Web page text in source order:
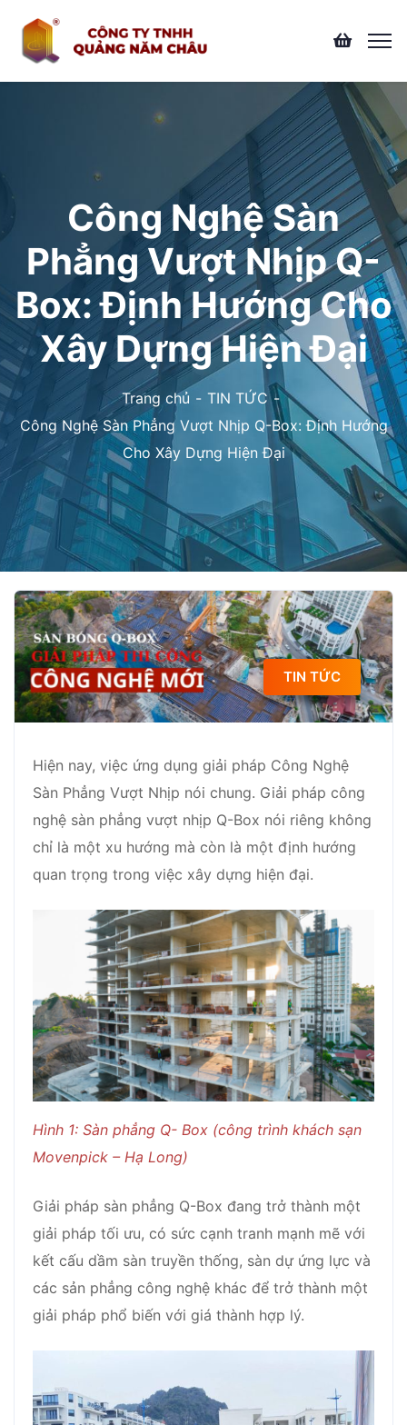
Công Nghệ Sàn
Phẳng Vượt Nhịp Q-
Box: Định Hướng Cho
Xây Dựng Hiện Đại
Trang chủ
TIN TỨC
Công Nghệ Sàn Phẳng Vượt Nhịp Q-Box: Định Hướng
Cho Xây Dựng Hiện Đại
TIN TỨC
Hiện nay, việc ứng dụng giải pháp Công Nghệ
Sàn Phẳng Vượt Nhịp nói chung. Giải pháp công
nghệ sàn phẳng vượt nhịp Q-Box nói riêng không
chỉ là một xu hướng mà còn là một định hướng
quan trọng trong việc xây dựng hiện đại.
Hình 1: Sàn phẳng Q- Box (công trình khách sạn
Movenpick – Hạ Long)
Giải pháp sàn phẳng Q-Box đang trở thành một
giải pháp tối ưu, có sức cạnh tranh mạnh mẽ với
kết cấu dầm sàn truyền thống, sàn dự ứng lực và
các sản phẳng công nghệ khác để trở thành một
giải pháp phổ biến với giá thành hợp lý.